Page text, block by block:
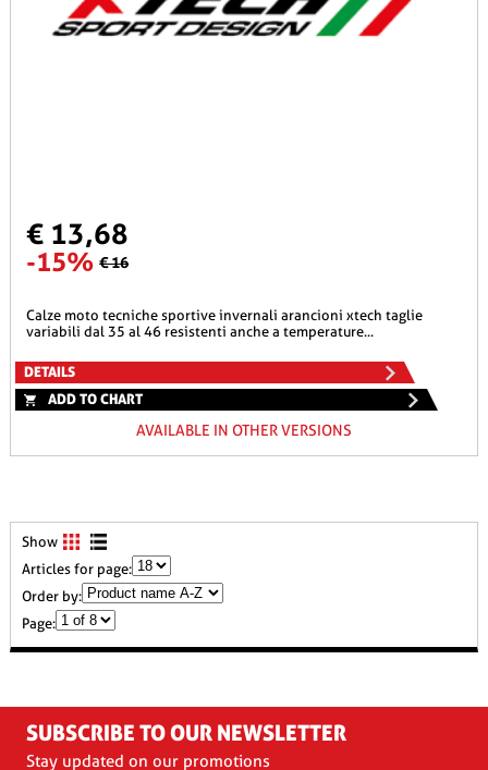
€ 13,68
-15% € 16
calze moto tecniche sportive invernali arancioni xtech taglie
variabili dal 35 al 46 resistenti anche a temperature...
DETAILS
ADD TO CHART
AVAILABLE IN OTHER VERSIONS
Show
Articles for page:
Order by:
Page:
SUBSCRIBE TO OUR NEWSLETTER
Stay updated on our promotions